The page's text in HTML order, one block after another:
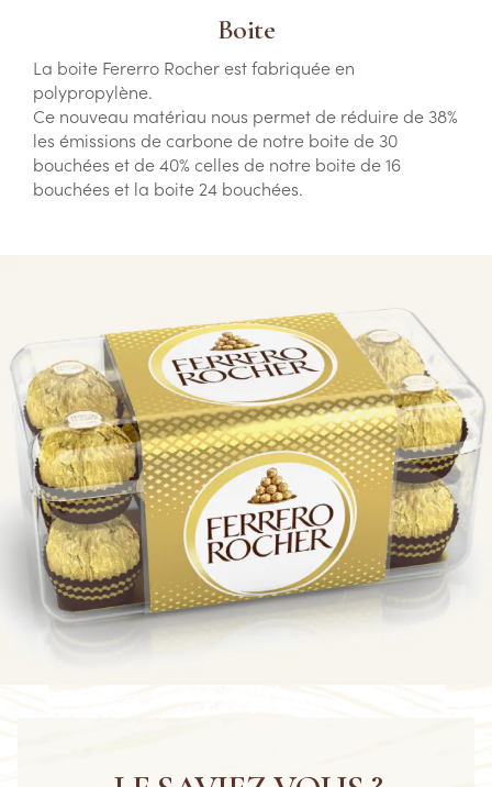
Boite
La boite Fererro Rocher est fabriquée en
polypropylène.
Ce nouveau matériau nous permet de réduire de 38%
les émissions de carbone de notre boite de 30
bouchées et de 40% celles de notre boite de 16
bouchées et la boite 24 bouchées.